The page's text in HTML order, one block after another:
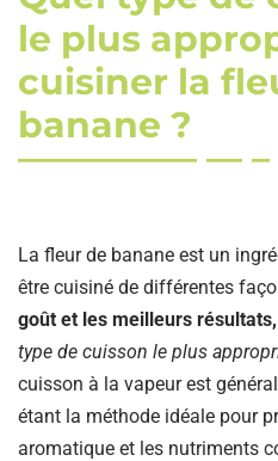
le plus
cuisiner la
banane ?
La fleur de banane est un
être cuisiné de différentes
goût et les meilleurs résultats,
type de cuisson le plus
cuisson à la vapeur est
étant la méthode idéale pour
aromatique et les nutriments